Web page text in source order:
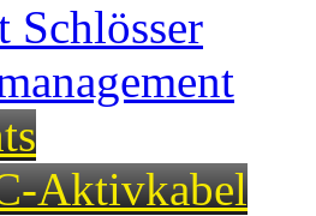
Schlösser
Aktivkabel